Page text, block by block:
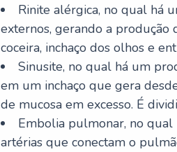
Rinite alérgica, no qual há
externos, gerando a produção
coceira, inchaço dos olhos e
Sinusite, no qual há um
em um inchaço que gera
de mucosa em excesso. É
Embolia pulmonar, no
artérias que conectam o